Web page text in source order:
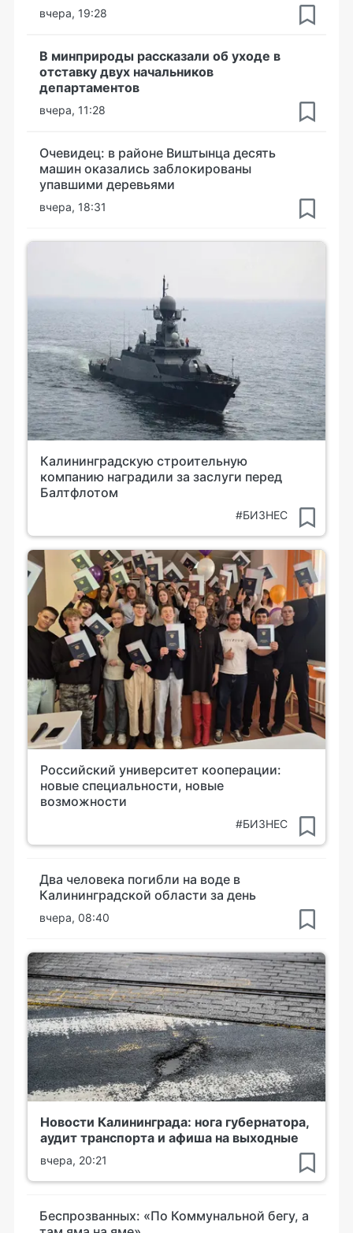
вчера, 19:28
В минприроды рассказали об уходе в
отставку двух начальников
департаментов
вчера, 11:28
Очевидец: в районе Виштынца десять
машин оказались заблокированы
упавшими деревьями
вчера, 18:31
Калининградскую строительную
компанию наградили за заслуги перед
Балтфлотом
#БИЗНЕС
Российский университет кооперации:
новые специальности, новые
возможности
#БИЗНЕС
Два человека погибли на воде в
Калининградской области за день
вчера, 08:40
Новости Калининграда: нога губернатора,
аудит транспорта и афиша на выходные
вчера, 20:21
Беспрозванных: «По Коммунальной бегу, а